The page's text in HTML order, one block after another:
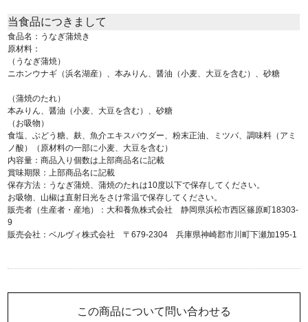
この商品について問い合わせる
当食品につきまして
食品名：うなぎ蒲焼き
原材料：
（うなぎ蒲焼）
ニホンウナギ（浜名湖産）、本みりん、醤油（小麦、大豆を含む）、砂糖
（蒲焼のたれ）
本みりん、醤油（小麦、大豆を含む）、砂糖
（お吸物）
食塩、ぶどう糖、麸、魚介エキスパウダー、粉末正油、ミツバ、調味料（アミ
ノ酸）（原材料の一部に小麦、大豆を含む）
内容量：商品入り個数は上部商品名に記載
賞味期限：上部商品名に記載
保存方法：うなぎ蒲焼、蒲焼のたれは10度以下で保存してください。
お吸物、山椒は直射日光をさけ常温で保存してください。
販売者（生産者・産地）：大和養魚株式会社 静岡県浜松市西区篠原町18303-
9
販売会社：ベルヴィ株式会社 〒679-2304 兵庫県神崎郡市川町下瀬加195-1